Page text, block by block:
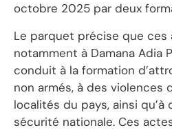
octobre 2025 par deux
Le parquet précise que ces
notamment à Damana Adia
conduit à la formation
non armés, à des violences
localités du pays, ainsi
sécurité nationale. Ces